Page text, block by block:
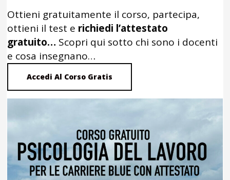
Ottieni gratuitamente il corso, partecipa,
ottieni il test e richiedi l’attestato
gratuito… Scopri qui sotto chi sono i docenti
e cosa insegnano…
Accedi Al Corso Gratis